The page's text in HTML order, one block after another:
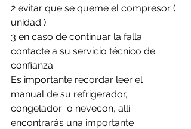
2 evitar que se queme el compresor (
unidad ).
3 en caso de continuar la falla
contacte a su servicio técnico de
confianza.
Es importante recordar leer el
manual de su refrigerador,
congelador  o nevecon, allí
encontrarás una importante